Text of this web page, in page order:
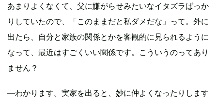
あまりよくなくて、父に嫌がらせみたいなイタズラばっか
りしていたので、「このままだと私ダメだな」って。外に
出たら、自分と家族の関係とかを客観的に見られるように
なって、最近はすごくいい関係です。こういうのってあり
ません？
―わかります。実家を出ると、妙に仲よくなったりします